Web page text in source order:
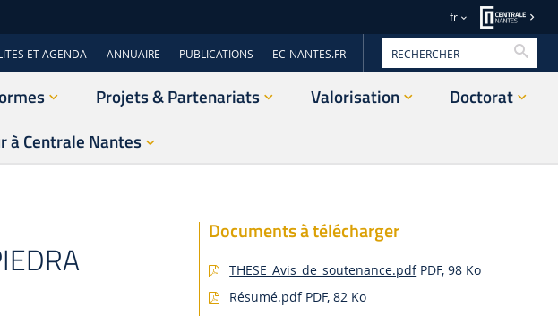
fr
ET AGENDA ANNUAIRE PUBLICATIONS EC-NANTES.FR
Projets & Partenariats Valorisation
Doctorat
à Centrale Nantes
Documents à télécharger
THESE_Avis_de_soutenance.pdf PDF, 98 Ko
Résumé.pdf PDF, 82 Ko